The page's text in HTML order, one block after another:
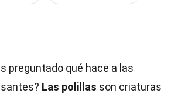
preguntado qué hace a las
Las polillas son criaturas